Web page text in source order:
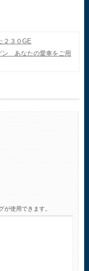
２３０GE
ン あなたの愛車をご用
が使用できます。